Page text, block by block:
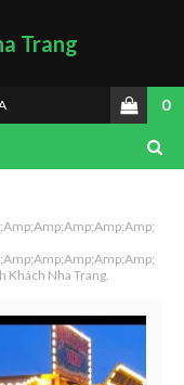
Trang
0
Khách Nha Trang.